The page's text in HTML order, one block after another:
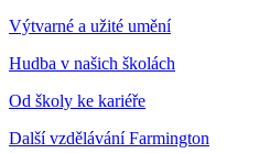
Výtvarné a užité umění
Hudba v našich školách
Od školy ke kariéře
Další vzdělávání Farmington